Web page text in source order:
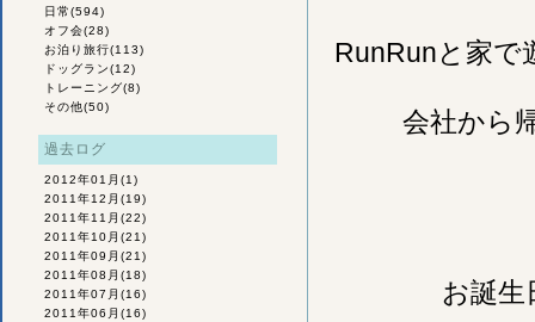
日常(594)
オフ会(28)
お泊り旅行(113)
ドッグラン(12)
トレーニング(8)
その他(50)
過去ログ
2012年01月 (1)
2011年12月 (19)
2011年11月 (22)
2011年10月 (21)
2011年09月 (21)
2011年08月 (18)
2011年07月 (16)
2011年06月 (16)
RunRunと家で
会社から
お誕